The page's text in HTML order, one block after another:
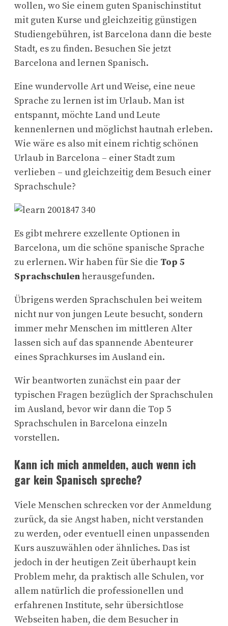
wollen, wo Sie einem guten Spanischinstitut
mit guten Kurse und gleichzeitig günstigen
Studiengebühren, ist Barcelona dann die beste
Stadt, es zu finden. Besuchen Sie jetzt
Barcelona and lernen Spanisch.
Eine wundervolle Art und Weise, eine neue
Sprache zu lernen ist im Urlaub. Man ist
entspannt, möchte Land und Leute
kennenlernen und möglichst hautnah erleben.
Wie wäre es also mit einem richtig schönen
Urlaub in Barcelona – einer Stadt zum
verlieben – und gleichzeitig dem Besuch einer
Sprachschule?
Es gibt mehrere exzellente Optionen in
Barcelona, um die schöne spanische Sprache
zu erlernen.Wir haben für Sie die Top 5
Sprachschulenherausgefunden.
Übrigens werden Sprachschulen bei weitem
nicht nur von jungen Leute besucht, sondern
immer mehr Menschen im mittleren Alter
lassen sich auf das spannende Abenteurer
eines Sprachkurses im Ausland ein.
Wir beantworten zunächst ein paar der
typischen Fragen bezüglich der Sprachschulen
im Ausland, bevor wir dann die Top 5
Sprachschulen in Barcelona einzeln
vorstellen.
Kann ich mich anmelden, auch wenn ich
gar kein Spanisch spreche?
Viele Menschen schrecken vor der Anmeldung
zurück, da sie Angst haben, nicht verstanden
zu werden, oder eventuell einen unpassenden
Kurs auszuwählen oder ähnliches. Das ist
jedoch in der heutigen Zeit überhaupt kein
Problem mehr, da praktisch alle Schulen, vor
allem natürlich die professionellen und
erfahrenen Institute, sehr übersichtlose
Webseiten haben, die dem Besucher in